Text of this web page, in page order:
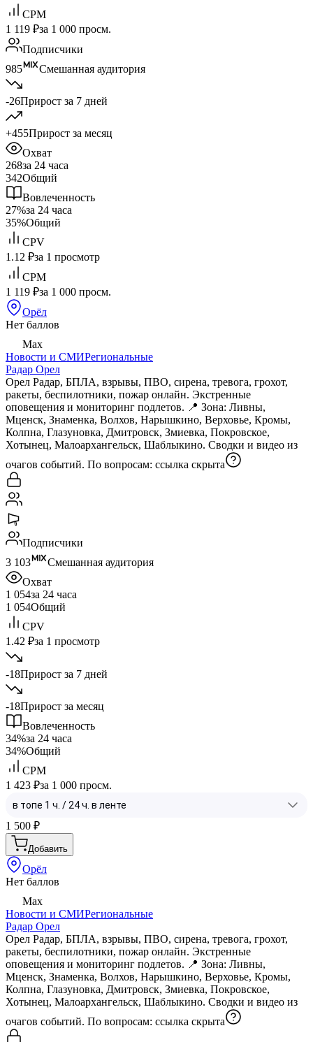
CPM
1 119 ₽за 1 000 просм.
Подписчики
985
Смешанная аудитория
-26Прирост за 7 дней
+455Прирост за месяц
Охват
268за 24 часа
342Общий
Вовлеченность
27%за 24 часа
35%Общий
CPV
1.12 ₽за 1 просмотр
CPM
1 119 ₽за 1 000 просм.
Орёл
Нет баллов
Max
Новости и СМИРегиональные
Радар Орел
Орел Радар, БПЛА, взрывы, ПВО, сирена, тревога, грохот,
ракеты, беспилотники, пожар онлайн. Экстренные
оповещения и мониторинг подлетов. 📍 Зона: Ливны,
Мценск, Знаменка, Boлхов, Нарышкино, Верховье, Кромы,
Колпна, Глазуновка, Дмитровск, Змиевка, Покровское,
Хотынец, Малоархангельск, Шаблыкино. Сводки и видео из
очагов событий. По вопросам: ссылка скрыта
Подписчики
3 103
Смешанная аудитория
Охват
1 054за 24 часа
1 054Общий
CPV
1.42 ₽за 1 просмотр
-18Прирост за 7 дней
-18Прирост за месяц
Вовлеченность
34%за 24 часа
34%Общий
CPM
1 423 ₽за 1 000 просм.
1 500 ₽
Добавить
Орёл
Нет баллов
Max
Новости и СМИРегиональные
Радар Орел
Орел Радар, БПЛА, взрывы, ПВО, сирена, тревога, грохот,
ракеты, беспилотники, пожар онлайн. Экстренные
оповещения и мониторинг подлетов. 📍 Зона: Ливны,
Мценск, Знаменка, Boлхов, Нарышкино, Верховье, Кромы,
Колпна, Глазуновка, Дмитровск, Змиевка, Покровское,
Хотынец, Малоархангельск, Шаблыкино. Сводки и видео из
очагов событий. По вопросам: ссылка скрыта